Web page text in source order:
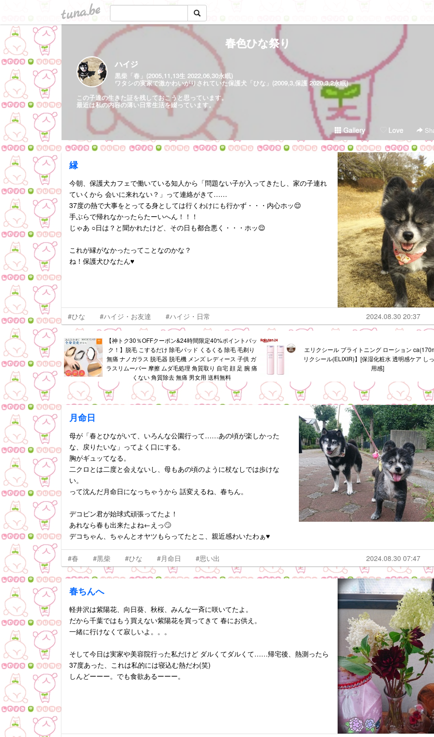
tuna.be
春色ひな祭り
ハイジ
黒柴「春」(2005,11,13生 2022,06,30永眠)
ワタシの実家で激かわいがりされていた保護犬「ひな」(2009,3,保護 2020,3,2永眠)
この子達の生きた証を残しておこうと思っています。
最近は私の内容の薄い日常生活を綴っています。
Gallery Love
縁
今朝、保護犬カフェで働いている知人から「問題ない子が入ってきたし、家の子連れ
ていくから 会いに来れない？」って連絡がきて……
37度の熱で大事をとってる身としては行くわけにも行かず・・・内心ホッ😌
手ぶらで帰れなかったらたーいへん！！！
じゃあ ○日は？と聞かれたけど、その日も都合悪く・・・ホッ😌
これが縁がなかったってことなのかな？
ね！保護犬ひなたん♥️
#ひな #ハイジ・お友達 #ハイジ・日常 2024.08.30 20:37
【神トク30％OFFクーポン&24時間限定40%ポイントバッ
ク！】脱毛 こするだけ 除毛パッド くるくる 除毛 毛剃り
無痛 ナノガラス 脱毛器 脱毛機 メンズ レディース 子供 ガ
ラスリムーバー 摩擦 ムダ毛処理 角質取り 自宅 顔 足 腕 痛
くない 角質除去 無痛 男女用 送料無料
エリクシール ブライトニング ローション
リクシール(ELIXIR)】[保湿化粧水 透明感ケア し
用感]
月命日
母が「春とひながいて、いろんな公園行って……あの頃が楽しかった
な、戻りたいな」ってよく口にする。
胸がギュッてなる。
二クロとは二度と会えないし、母もあの頃のように杖なしでは歩けな
い。
って沈んだ月命日になっちゃうから 話変えるね、春ちん。
デコピン君が始球式頑張ってたよ！
あれなら春も出来たよね←えっ🙄
デコちゃん、ちゃんとオヤツもらってたとこ、親近感わいたわぁ♥️
#春 #黒柴 #ひな #月命日 #思い出 2024.08.30 07:47
春ちんへ
軽井沢は紫陽花、向日葵、秋桜、みんな一斉に咲いてたよ。
だから千葉ではもう買えない紫陽花を買ってきて 春にお供え。
一緒に行けなくて寂しいよ。。。
そして今日は実家や美容院行った私だけど ダルくてダルくて……帰宅後、熱測ったら
37度あった、これは私的には寝込む熱だわ(笑)
しんどーーー。でも食欲あるーーー。